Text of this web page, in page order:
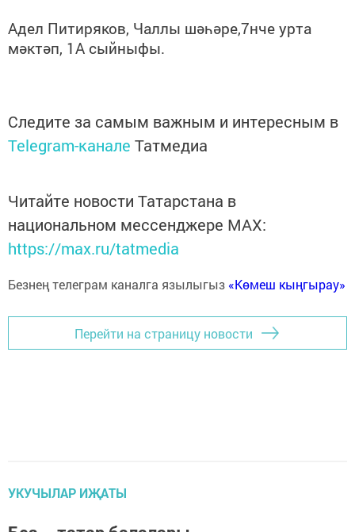
Адел Питиряков, Чаллы шәһәре,7нче урта
мәктәп, 1А сыйныфы.
Следите за самым важным и интересным в
Telegram-канале Татмедиа
Читайте новости Татарстана в
национальном мессенджере MАХ:
https://max.ru/tatmedia
Безнең телеграм каналга язылыгыз «Көмеш кыңгырау»
Перейти на страницу новости
УКУЧЫЛАР ИҖАТЫ